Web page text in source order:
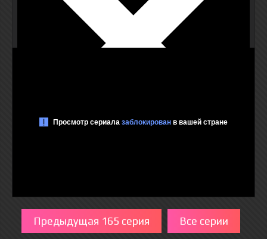
Предыдущая 165 серия Все серии